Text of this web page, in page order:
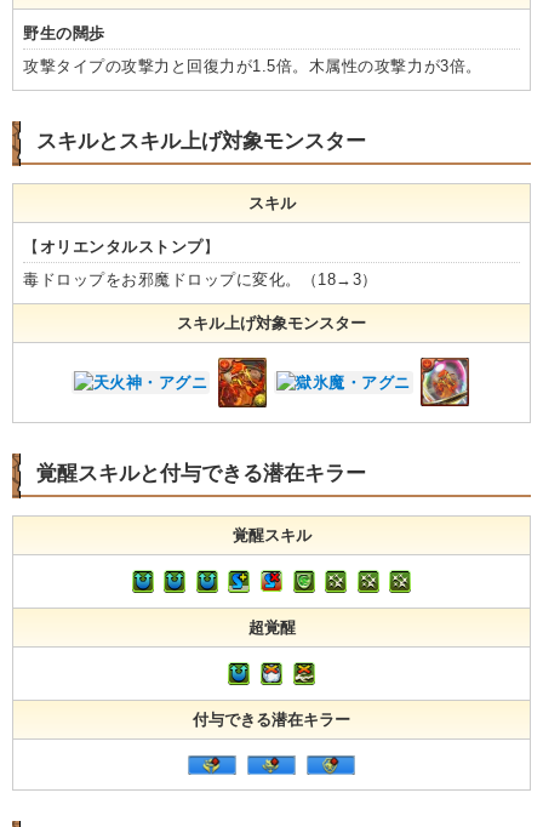
野生の闊歩
攻撃タイプの攻撃力と回復力が1.5倍。木属性の攻撃力が3倍。
スキルとスキル上げ対象モンスター
スキル
【 オリエンタルストンプ】
毒ドロップをお邪魔ドロップに変化。（18→3）
スキル上げ対象モンスター
覚醒スキルと付与できる潜在キラー
覚醒スキル
超覚醒
付与できる潜在キラー